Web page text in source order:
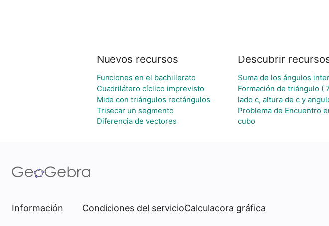
Nuevos recursos
Funciones en el bachillerato
Cuadrilátero cíclico imprevisto
Mide con triángulos rectángulos
Trisecar un segmento
Diferencia de vectores
Descubrir
Suma de los ángulos
Formación de triángulo (
lado c, altura de c y
Problema de Encuentro
cubo
Información Condiciones del servicioCalculadora gráfica